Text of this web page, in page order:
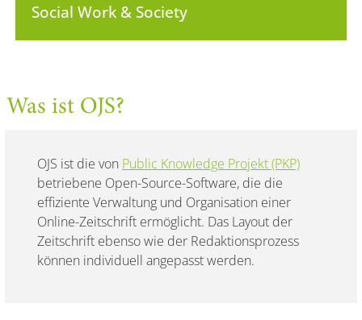
Social Work & Society
Was ist OJS?
OJS ist die von Public Knowledge Projekt (PKP)
betriebene Open-Source-Software, die die
effiziente Verwaltung und Organisation einer
Online-Zeitschrift ermöglicht. Das Layout der
Zeitschrift ebenso wie der Redaktionsprozess
können individuell angepasst werden.